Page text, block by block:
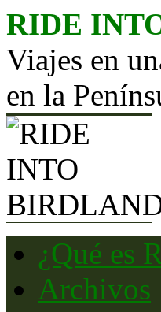
Saltar
RIDE
Viajes en
en la
¿Qué es
Archivos